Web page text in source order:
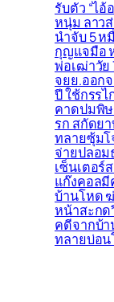
รับตัว “ไ
หนุ่ม ลาว
นำจับ 5 ห
กุญแจมือ
พ่อเฒ่าวัย
จยย.ออก
ปี ใช้กรร
คาดปมพิษ
รก สกัดย
ทลายซุ้มโ
จ่ายปลอม
เซ็นเตอร์
แก๊งคอล
บ้านโหด
หน้าสะก
คดีจากบ้า
ทลายบ่อน